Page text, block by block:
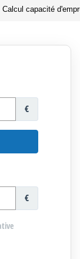
Calcul capacité